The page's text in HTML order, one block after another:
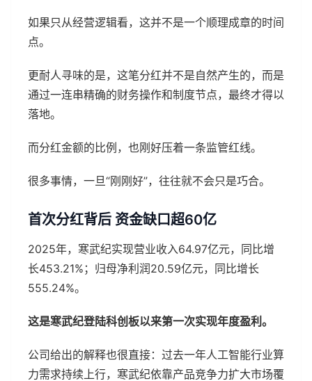
如果只从经营逻辑看，这并不是一个顺理成章的时间
点。
更耐人寻味的是，这笔分红并不是自然产生的，而是
通过一连串精确的财务操作和制度节点，最终才得以
落地。
而分红金额的比例，也刚好压着一条监管红线。
很多事情，一旦“刚刚好”，往往就不会只是巧合。
首次分红背后 资金缺口超60亿
2025年，寒武纪实现营业收入64.97亿元，同比增
长453.21%；归母净利润20.59亿元，同比增长
555.24%。
这是寒武纪登陆科创板以来第一次实现年度盈利。
公司给出的解释也很直接：过去一年人工智能行业算
力需求持续上行，寒武纪依靠产品竞争力扩大市场覆